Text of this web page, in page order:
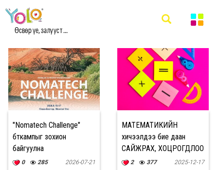
Өсвөр үе, залууст ...
#PROBLEM МЭДЭЭ
"Nomatech Challenge"
бүүткампыг зохион
байгуулна
0 285 2026-07-21
МАТЕМАТИКИЙН
хичээлдээ бие даан
САЙЖРАХ, ХОЦРОГДЛОО
АРИЛГАХ аргуудаас
2 377 2025-12-17